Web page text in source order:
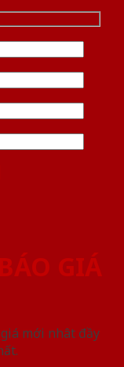
GIÁ
mới nhât đầy